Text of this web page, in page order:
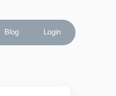
Blog Login